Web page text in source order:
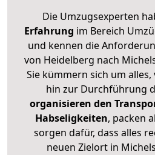
Die Umzugsexperten
Erfahrung im Bereich
und kennen die
von Heidelberg nach
Sie kümmern sich um
hin zur Durchführung
organisieren den
Habseligkeiten, packen
sorgen dafür, dass alles
neuen Zielort in